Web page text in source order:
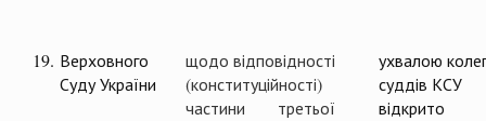
19. Верховного
Суду України
щодо відповідності
(конституційності)
частини третьої
ухвалою
суддів КСУ
відкрито